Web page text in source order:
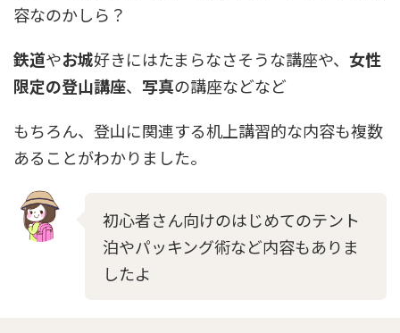
容なのかしら？
鉄道やお城好きにはたまらなさそうな講座や、 女性
限定の登山講座、 写真の講座などなど
もちろん、登山に関連する机上講習的な内容も複数
あることがわかりました。
初心者さん向けのはじめてのテント
泊やパッキング術など内容もありま
したよ